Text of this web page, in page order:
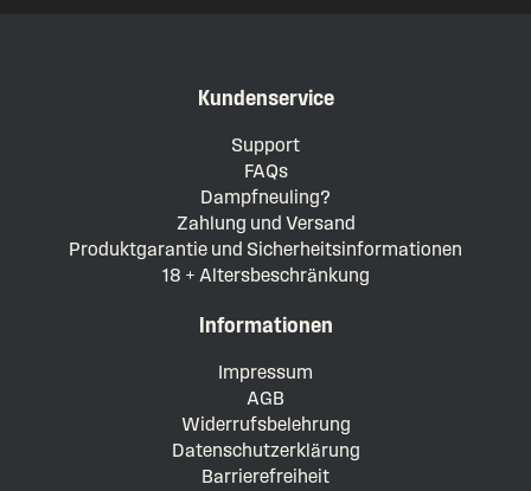
Kundenservice
Support
FAQs
Dampfneuling?
Zahlung und Versand
Produktgarantie und Sicherheitsinformationen
18 + Altersbeschränkung
Informationen
Impressum
AGB
Widerrufsbelehrung
Datenschutzerklärung
Barrierefreiheit